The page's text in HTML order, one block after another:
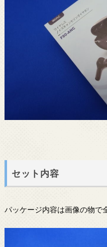
セット内容
パッケージ内容は画像の物で